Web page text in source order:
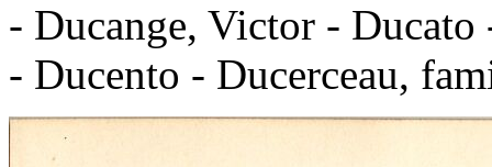
- Ducange, Victor -
- Ducento - Ducerceau,